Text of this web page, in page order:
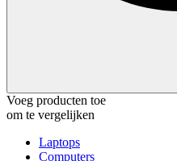
Voeg producten toe
om te vergelijken
Laptops
Computers